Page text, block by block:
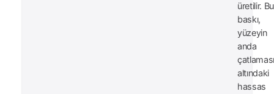
üretilir. Bu
baskı,
anda
altındaki
hassas